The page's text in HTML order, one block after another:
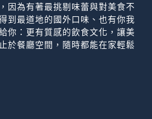
因為有著最挑剔味蕾與對美食不
到最道地的國外口味、也有你我
你：更有質感的飲食文化，讓美
於餐廳空間，隨時都能在家輕鬆